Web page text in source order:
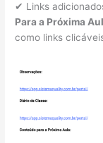
✔ Links
Para a Próxima
como links